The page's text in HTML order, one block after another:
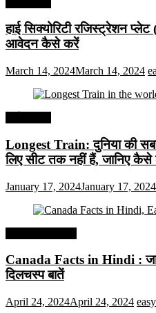
हाई सिक्योरिटी रजिस्ट्रेशन
आवेदन कैसे करें
March 14, 2024March 14, 2024
Longest Train: दुनिया की
लिए सीट तक ​​नहीं हैं, जानिए
January 17, 2024January 17, 2024
Canada Facts in Hindi :
दिलचस्प बातें
April 24, 2024April 24, 2024